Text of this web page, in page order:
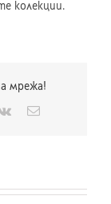
колекции.
мрежа!
Vk
Електронна